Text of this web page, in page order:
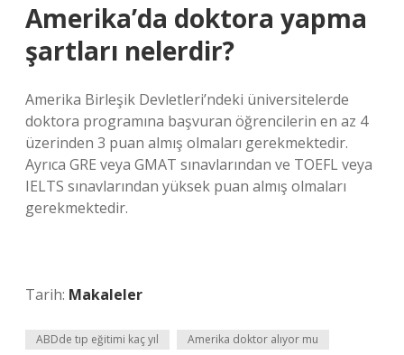
Amerika’da doktora yapma
şartları nelerdir?
Amerika Birleşik Devletleri’ndeki üniversitelerde
doktora programına başvuran öğrencilerin en az 4
üzerinden 3 puan almış olmaları gerekmektedir.
Ayrıca GRE veya GMAT sınavlarından ve TOEFL veya
IELTS sınavlarından yüksek puan almış olmaları
gerekmektedir.
Tarih: Makaleler
ABDde tıp eğitimi kaç yıl Amerika doktor alıyor mu